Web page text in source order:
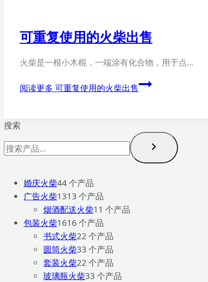
可重复使用的火柴出售
火柴是一根小木棍，一端涂有化合物，用于点…
阅读更多 可重复使用的火柴出售
搜索
婚庆火柴44 个产品
广告火柴1313 个产品
烟酒配送火柴1 1 个产品
包装火柴1616 个产品
书式火柴22 个产品
圆筒火柴33 个产品
套装火柴22 个产品
玻璃瓶火柴33 个产品